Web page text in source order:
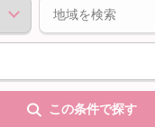
この条件で探す